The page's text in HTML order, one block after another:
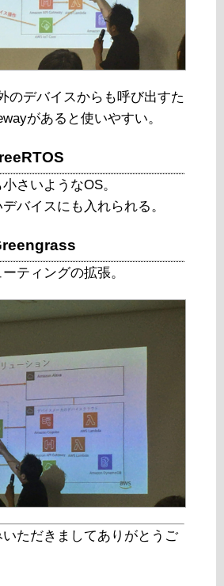
のデバイスからも呼び出すた
があると使いやすい。
さいようなOS。
バイスにも入れられる。
ティングの拡張。
ただきましてありがとうご